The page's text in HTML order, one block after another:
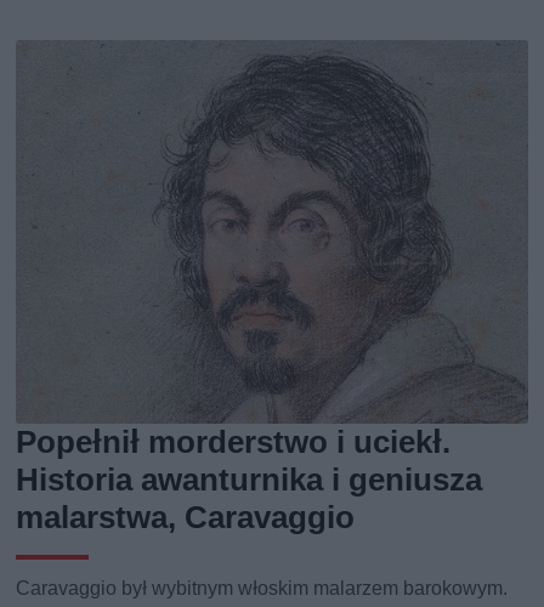
Popełnił morderstwo i uciekł.
Historia awanturnika i geniusza
malarstwa, Caravaggio
Caravaggio był wybitnym włoskim malarzem barokowym.